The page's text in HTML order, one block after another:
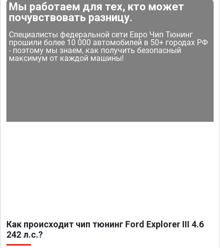
Мы работаем для тех, кто может
почувствовать разницу.
Специалисты федеральной сети Евро Чип Тюнинг
прошили более 10 000 автомобилей в 50+ городах РФ
- поэтому мы знаем, как получить безопасный
максимум от каждой машины!
Как происходит чип тюнинг Ford Explorer III 4.6
242 л.с.?